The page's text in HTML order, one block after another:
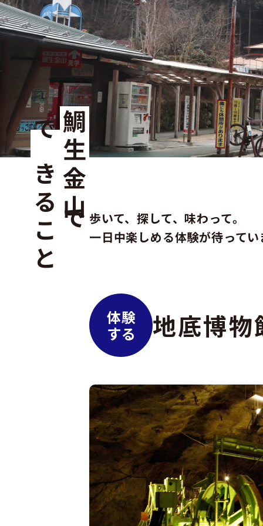
鯛生金山で
できること
歩いて、探して、味わって。
一日中楽しめる体験が待ってい
体験
する
地底博物